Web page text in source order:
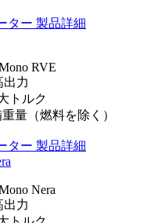
ター 製品詳細
RVE
出力
トルク
量（燃料を除く）
ター 製品詳細
Nera
出力